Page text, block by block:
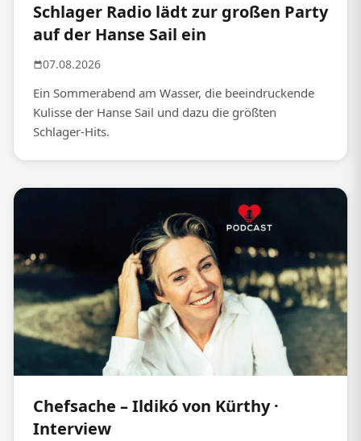
Schlager Radio lädt zur großen Party
auf der Hanse Sail ein
07.08.2026
Ein Sommerabend am Wasser, die beeindruckende
Kulisse der Hanse Sail und dazu die größten
Schlager-Hits.
Chefsache – Ildikó von Kürthy ·
Interview